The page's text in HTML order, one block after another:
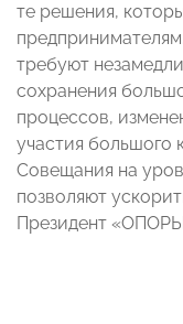
те решения,
требуют
сохранения
процессов,
участия большого
Совещания на
позволяют
Президент